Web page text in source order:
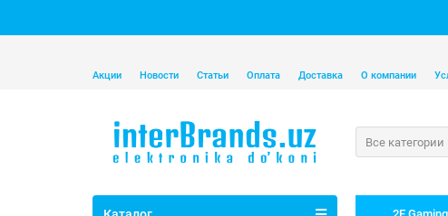
Акции Новости Статьи Оплата Доставка О компании
Все категории
2E Gaming